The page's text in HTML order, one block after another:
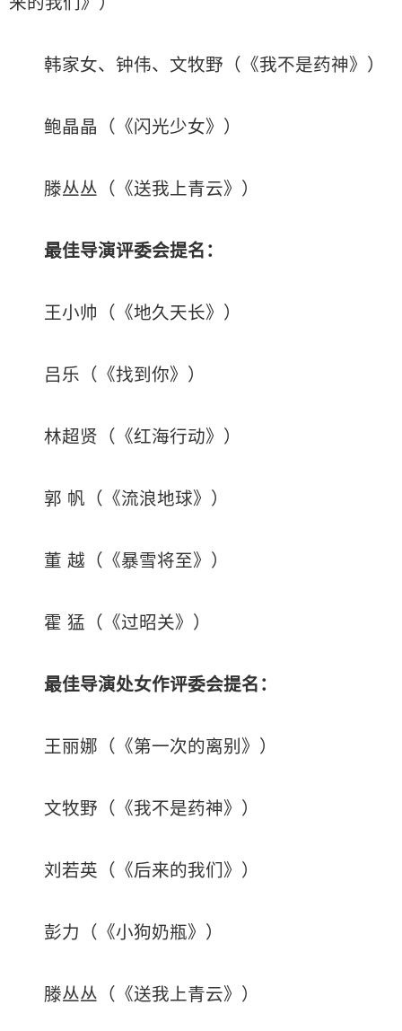
韩家女、钟伟、文牧野（《我不是药神》）
鲍晶晶（《闪光少女》）
滕丛丛（《送我上青云》）
最佳导演评委会提名：
王小帅（《地久天长》）
吕乐（《找到你》）
林超贤（《红海行动》）
郭 帆（《流浪地球》）
董 越（《暴雪将至》）
霍 猛（《过昭关》）
最佳导演处女作评委会提名：
王丽娜（《第一次的离别》）
文牧野（《我不是药神》）
刘若英（《后来的我们》）
彭力（《小狗奶瓶》）
滕丛丛（《送我上青云》）